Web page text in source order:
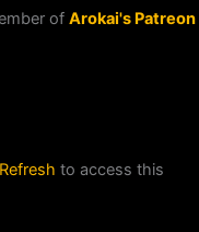
of Arokai's Patreon
Refresh to access this